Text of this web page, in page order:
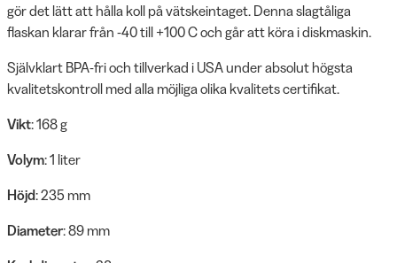
gör det lätt att hålla koll på vätskeintaget. Denna slagtåliga
flaskan klarar från -40 till +100 C och går att köra i diskmaskin.
Självklart BPA-fri och tillverkad i USA under absolut högsta
kvalitetskontroll med alla möjliga olika kvalitets certifikat.
Vikt: 168 g
Volym: 1 liter
Höjd: 235 mm
Diameter: 89 mm